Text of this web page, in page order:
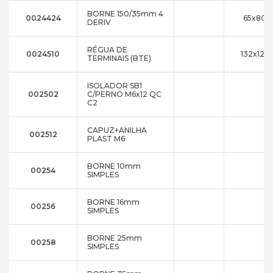
0024424
BORNE 150/35mm 4
DERIV
0024510
RÉGUA DE
TERMINAIS (BTE)
002502
ISOLADOR SB1
C/PERNO M6x12 QC
C2
002512
CAPUZ+ANILHA
PLAST M6
00254
BORNE 10mm
SIMPLES
00256
BORNE 16mm
SIMPLES
00258
BORNE 25mm
SIMPLES